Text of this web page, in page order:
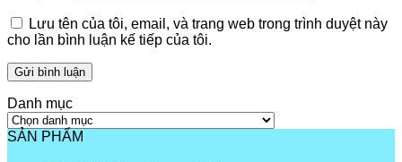
Lưu tên của tôi, email, và trang web trong trình duyệt này
cho lần bình luận kế tiếp của tôi.
Danh mục
Danh
mục
SẢN PHẨM